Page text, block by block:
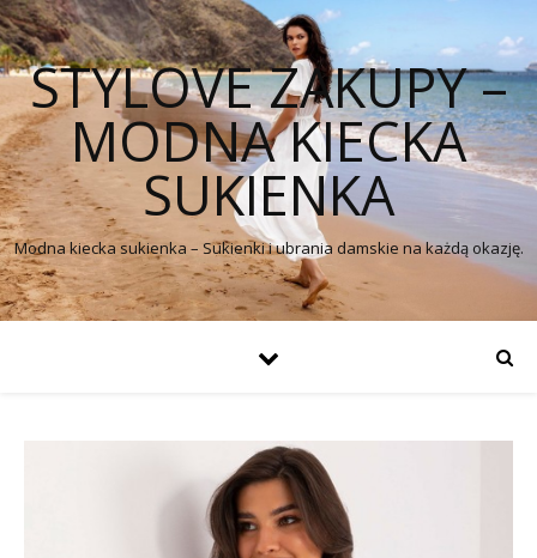
STYLOVE ZAKUPY –
MODNA KIECKA
SUKIENKA
Modna kiecka sukienka – Sukienki i ubrania damskie na każdą okazję.